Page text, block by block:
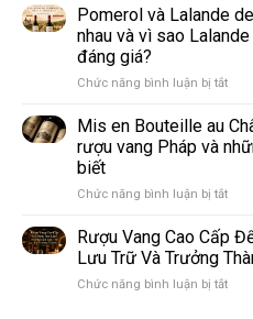
vang
phổ
thế
Và
Wine
Nhau
Thế
Nào?
So
Dễ
Hiểu
Người
Pomerol và Lalande
nhau và vì sao
đáng giá?
Chức năng bình luận bị tắtở
và
de
Điểm
khác
nhau
vì
Mis en Bouteille au
rượu vang Pháp và
biết
Chức năng bình luận bị tắtở
en
au
Rượu Vang Cao Cấp
Lưu Trữ Và Trưởng
Chức năng bình luận bị tắtở